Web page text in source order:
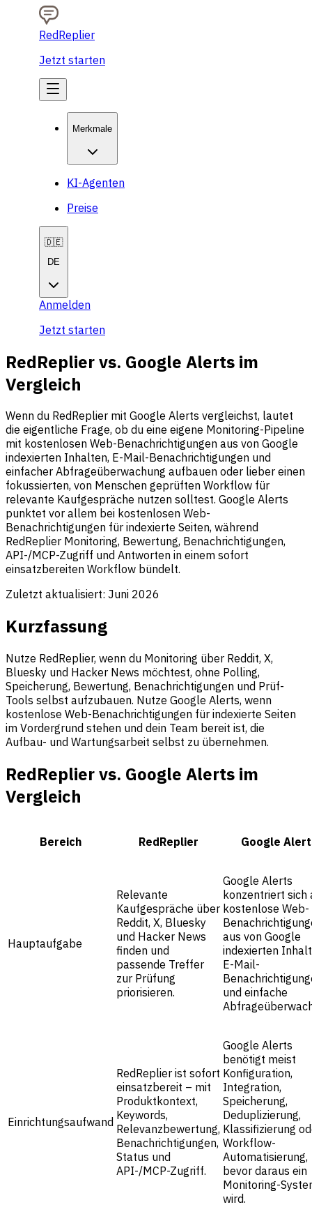
RedReplier
Jetzt starten
Merkmale
KI-Agenten
Preise
🇩🇪
DE
Anmelden
Jetzt starten
RedReplier vs. Google Alerts im
Vergleich
Wenn du RedReplier mit Google Alerts vergleichst, lautet
die eigentliche Frage, ob du eine eigene Monitoring-Pipeline
mit kostenlosen Web-Benachrichtigungen aus von Google
indexierten Inhalten, E-Mail-Benachrichtigungen und
einfacher Abfrageüberwachung aufbauen oder lieber einen
fokussierten, von Menschen geprüften Workflow für
relevante Kaufgespräche nutzen solltest. Google Alerts
punktet vor allem bei kostenlosen Web-
Benachrichtigungen für indexierte Seiten, während
RedReplier Monitoring, Bewertung, Benachrichtigungen,
API-/MCP-Zugriff und Antworten in einem sofort
einsatzbereiten Workflow bündelt.
Zuletzt aktualisiert: Juni 2026
Kurzfassung
Nutze RedReplier, wenn du Monitoring über Reddit, X,
Bluesky und Hacker News möchtest, ohne Polling,
Speicherung, Bewertung, Benachrichtigungen und Prüf-
Tools selbst aufzubauen. Nutze Google Alerts, wenn
kostenlose Web-Benachrichtigungen für indexierte Seiten
im Vordergrund stehen und dein Team bereit ist, die
Aufbau- und Wartungsarbeit selbst zu übernehmen.
RedReplier vs. Google Alerts im
Vergleich
Bereich RedReplier Google
Hauptaufgabe
Relevante
Kaufgespräche über
Reddit, X, Bluesky
und Hacker News
finden und
passende Treffer
zur Prüfung
priorisieren.
Google Alerts
konzentriert sich
kostenlose Web-
aus von Google
indexierten
E-Mail-
und einfache
Einrichtungsaufwand
RedReplier ist sofort
einsatzbereit – mit
Produktkontext,
Keywords,
Relevanzbewertung,
Benachrichtigungen,
Status und
API-/MCP-Zugriff.
Google Alerts
benötigt meist
Konfiguration,
Integration,
Speicherung,
Deduplizierung,
Klassifizierung
Workflow-
Automatisierung,
bevor daraus ein
Monitoring-
wird.